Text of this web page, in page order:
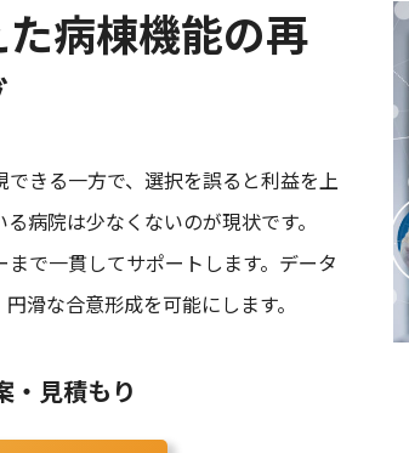
病棟機能の再
きる一方で、選択を誤ると利益を上
病院は少なくないのが現状です。
で一貫してサポートします。データ
滑な合意形成を可能にします。
・見積もり